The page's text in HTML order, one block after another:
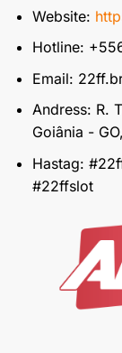
Website:
Hotline:
Email:
Andress: R.
Goiânia -
Hastag:
#22ffslot